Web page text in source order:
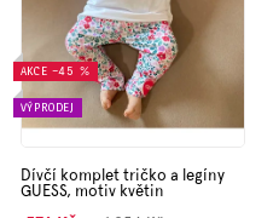
AKCE –45 %
VÝPRODEJ
Dívčí komplet tričko a legíny
GUESS, motiv květin